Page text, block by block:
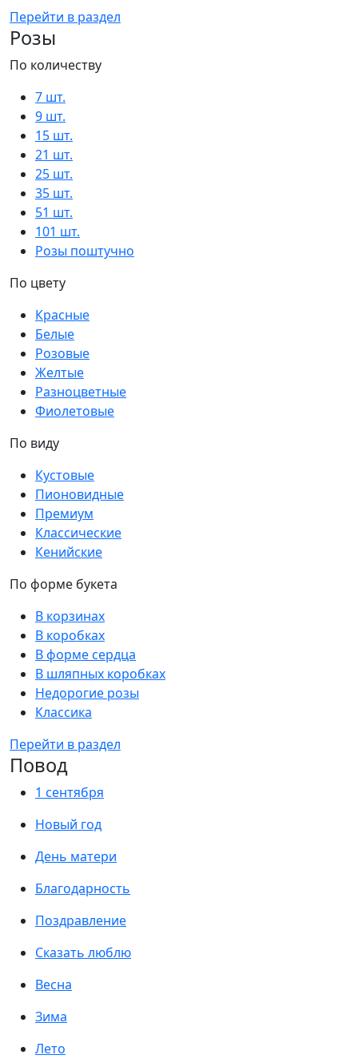
Перейти в раздел
Розы
По количеству
7 шт.
9 шт.
15 шт.
21 шт.
25 шт.
35 шт.
51 шт.
101 шт.
Розы поштучно
По цвету
Красные
Белые
Розовые
Желтые
Разноцветные
Фиолетовые
По виду
Кустовые
Пионовидные
Премиум
Классические
Кенийские
По форме букета
В корзинах
В коробках
В форме сердца
В шляпных коробках
Недорогие розы
Классика
Перейти в раздел
Повод
1 сентября
Новый год
День матери
Благодарность
Поздравление
Сказать люблю
Весна
Зима
Лето